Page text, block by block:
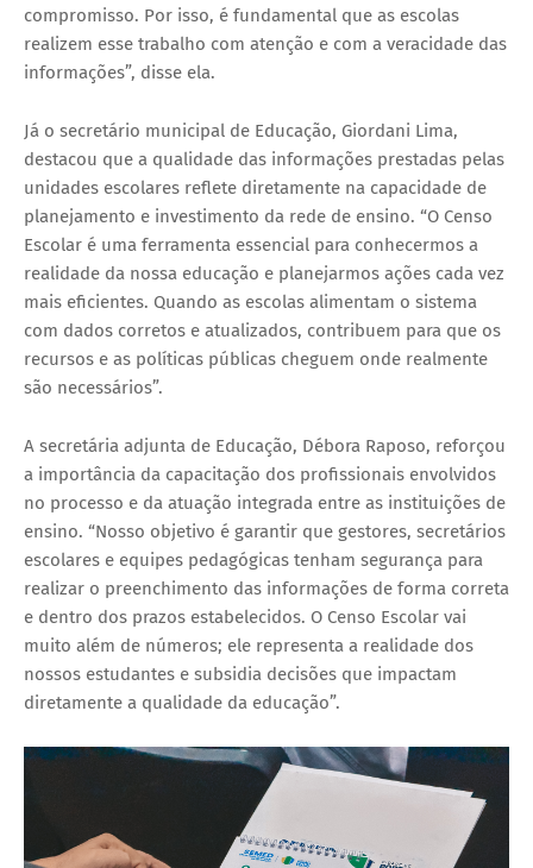
compromisso. Por isso, é fundamental que as escolas
realizem esse trabalho com atenção e com a veracidade das
informações”, disse ela.
Já o secretário municipal de Educação, Giordani Lima,
destacou que a qualidade das informações prestadas pelas
unidades escolares reflete diretamente na capacidade de
planejamento e investimento da rede de ensino. “O Censo
Escolar é uma ferramenta essencial para conhecermos a
realidade da nossa educação e planejarmos ações cada vez
mais eficientes. Quando as escolas alimentam o sistema
com dados corretos e atualizados, contribuem para que os
recursos e as políticas públicas cheguem onde realmente
são necessários”.
A secretária adjunta de Educação, Débora Raposo, reforçou
a importância da capacitação dos profissionais envolvidos
no processo e da atuação integrada entre as instituições de
ensino. “Nosso objetivo é garantir que gestores, secretários
escolares e equipes pedagógicas tenham segurança para
realizar o preenchimento das informações de forma correta
e dentro dos prazos estabelecidos. O Censo Escolar vai
muito além de números; ele representa a realidade dos
nossos estudantes e subsidia decisões que impactam
diretamente a qualidade da educação”.